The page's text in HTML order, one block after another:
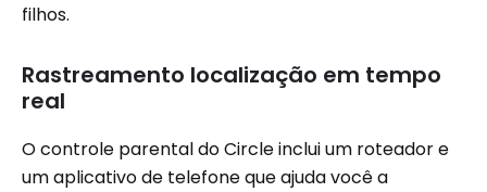
filhos.
Rastreamento localização em tempo
real
O controle parental do Circle inclui um roteador e
um aplicativo de telefone que ajuda você a